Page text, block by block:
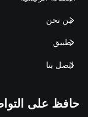
من نحن
تطبيق
اتصل بنا
حافظ على